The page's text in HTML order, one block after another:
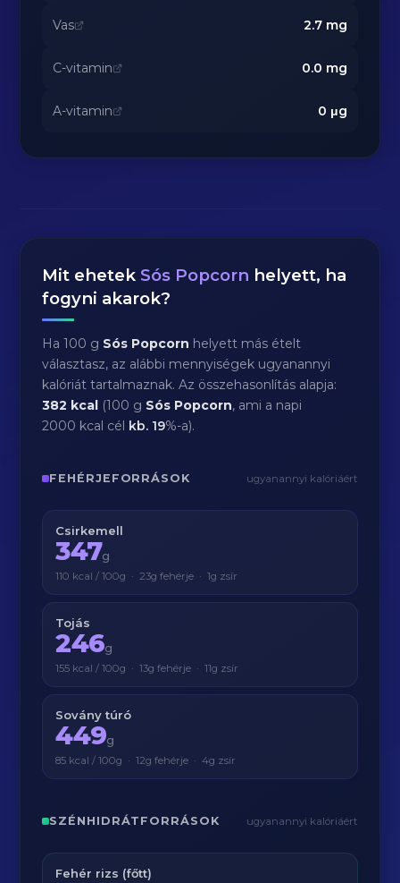
Vas 2.7mg
C-vitamin 0.0 mg
A-vitamin 0 μg
Mit ehetek Sós Popcorn helyett, ha
fogyni akarok?
Ha 100 g Sós Popcorn helyett más ételt
választasz, az alábbi mennyiségek ugyanannyi
kalóriát tartalmaznak. Az összehasonlítás alapja:
382 kcal (100 g Sós Popcorn, ami a napi
2000 kcal cél kb. 19%-a).
FEHÉRJEFORRÁSOK ugyanannyi kalóriáért
Csirkemell
347g
110 kcal / 100g · 23g fehérje · 1g zsír
Tojás
246g
155 kcal / 100g · 13g fehérje · 11g zsír
Sovány túró
449g
85 kcal / 100g · 12g fehérje · 4g zsír
SZÉNHIDRÁTFORRÁSOK ugyanannyi kalóriáért
Fehér rizs (főtt)